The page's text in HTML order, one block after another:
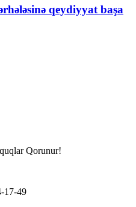
qeydiyyat başa
Qorunur!
17-49